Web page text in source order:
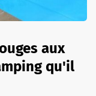
aux
qu'il